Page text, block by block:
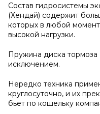
Состав гидросистемы
(Хендай) содержит
которых в любой
высокой нагрузки.
Пружина диска тормоза
исключением.
Нередко техника
круглосуточно, и их
бьет по кошельку